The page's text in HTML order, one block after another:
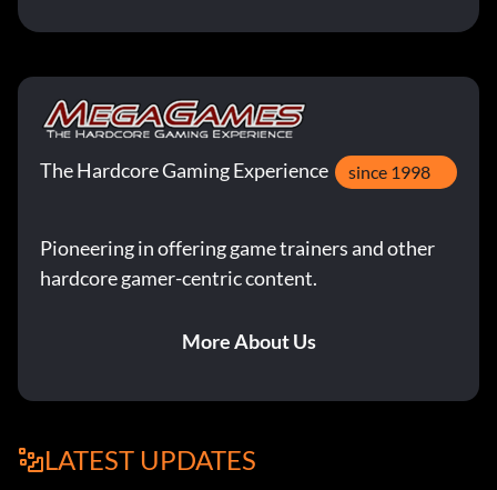
The Hardcore Gaming Experience since 1998
Pioneering in offering game trainers and other
hardcore gamer-centric content.
More About Us
LATEST UPDATES